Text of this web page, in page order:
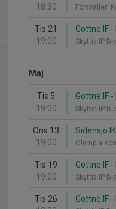
18:30
Forsvallen
Tis 21
19:00
Gottne IF -
Skyttis IP B-
Maj
Tis 5
19:00
Gottne IF -
Skyttis IP B-
Ons 13
19:00
Sidensjö
Olympia
Tis 19
19:00
Gottne IF -
Skyttis IP B-
Tis 26
Gottne IF -